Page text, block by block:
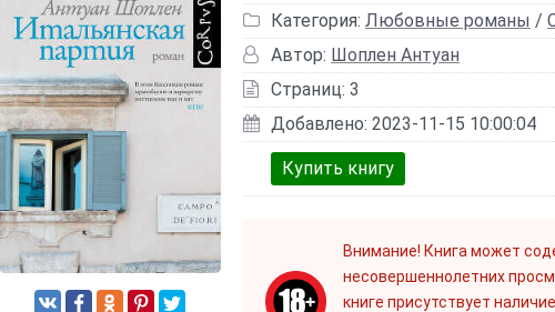
Категория: Любовные романы /
Автор: Шоплен Антуан
Страниц: 3
Добавлено: 2023-11-15 10:00:04
Купить книгу
Внимание! Книга может
несовершеннолетних
книге присутствует